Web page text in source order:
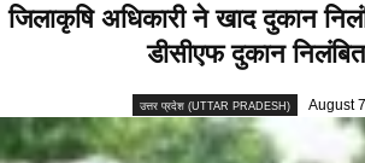
जिलाकृषि अधिकारी ने खाद दुकान
डीसीएफ दुकान
उत्तर प्रदेश (UTTAR PRADESH) August